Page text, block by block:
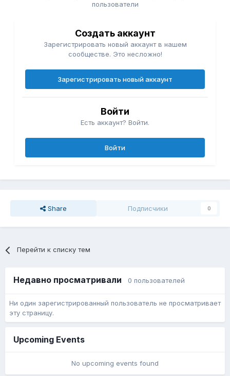
пользователи
Создать аккаунт
Зарегистрировать новый аккаунт в нашем
сообществе. Это несложно!
Зарегистрировать новый аккаунт
Войти
Есть аккаунт? Войти.
Войти
Share Подписчики 0
Перейти к списку тем
Недавно просматривали 0 пользователей
Ни один зарегистрированный пользователь не просматривает
эту страницу.
Upcoming Events
No upcoming events found